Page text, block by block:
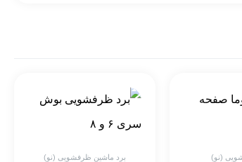
(نو) برد ماشین ظرفشویی (نو)